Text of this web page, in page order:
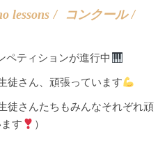
lessons コンクール
ペティションが進行中
徒さん、頑張っています
徒さんたちもみんなそれぞれ頑
す
）